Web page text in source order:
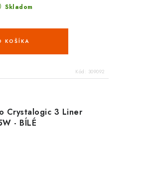
Skladom
KOŠÍKA
Kód: 309092
Crystalogic 3 Liner
- BÍLÉ